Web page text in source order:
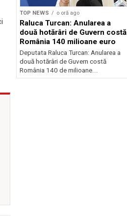
TOP NEWS o oră ago
Raluca Turcan: Anularea a
două hotărâri de Guvern costă
România 140 milioane euro
Deputata Raluca Turcan: Anularea a
două hotărâri de Guvern costă
România 140 de milioane...